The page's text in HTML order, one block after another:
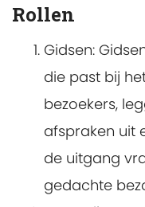
Rollen
Gidsen:
die past bij
bezoekers,
afspraken uit
de uitgang
gedachte